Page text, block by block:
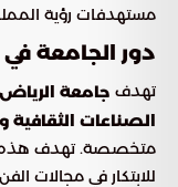
مستهدفات رؤية المملكة
دور الجامعة
تهدف جامعة
الصناعات الثقافية
متخصصة. تهدف هذه
للابتكار في مجالات